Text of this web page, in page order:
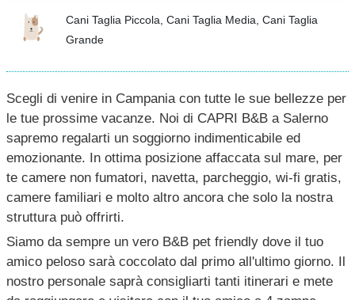
Cani Taglia Piccola, Cani Taglia Media, Cani Taglia
Grande
Scegli di venire in Campania con tutte le sue bellezze per
le tue prossime vacanze. Noi di CAPRI B&B a Salerno
sapremo regalarti un soggiorno indimenticabile ed
emozionante. In ottima posizione affaccata sul mare, per
te camere non fumatori, navetta, parcheggio, wi-fi gratis,
camere familiari e molto altro ancora che solo la nostra
struttura può offrirti.
Siamo da sempre un vero B&B pet friendly dove il tuo
amico peloso sarà coccolato dal primo all'ultimo giorno. Il
nostro personale saprà consigliarti tanti itinerari e mete